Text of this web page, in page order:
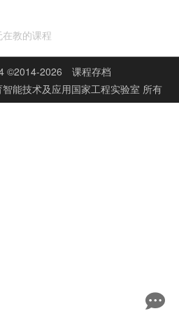
在教的课程
©2014-2026
课程存档
能技术及应用国家工程实验室 所有